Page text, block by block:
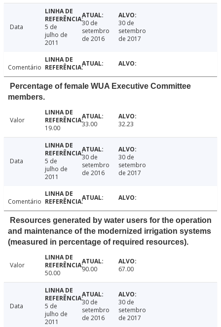
Data
5 de
julho de
2011
30 de
setembro
de 2016
30 de
setembro
de 2017
Comentário
Percentage of female WUA Executive Committee
members.
Valor
19.00
33.00 32.23
Data
5 de
julho de
2011
30 de
setembro
de 2016
30 de
setembro
de 2017
Comentário
Resources generated by water users for the operation
and maintenance of the modernized irrigation systems
(measured in percentage of required resources).
Valor
50.00
90.00 67.00
Data
5 de
julho de
2011
30 de
setembro
de 2016
30 de
setembro
de 2017